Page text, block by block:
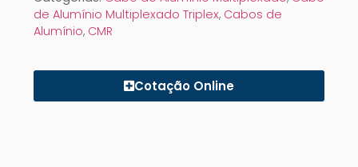
de Alumínio Multiplexado Triplex, Cabos de
Alumínio, CMR
Cotação Online